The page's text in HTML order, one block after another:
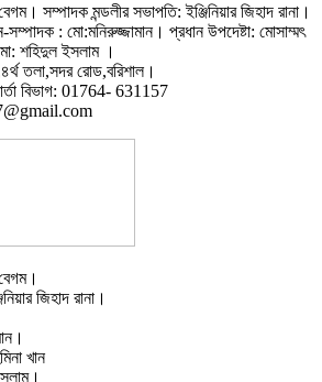
সম্পাদক মন্ডলীর সভাপতি: ইঞ্জিনিয়ার জিহাদ রানা।
: মো:মনিরুজ্জামান। প্রধান উপদেষ্টা: মোসাম্মৎ
মো: শহিদুল ইসলাম ।
তলা,সদর রোড,বরিশাল।
বিভাগ: 01764- 631157
জিহাদ রানা।
খান